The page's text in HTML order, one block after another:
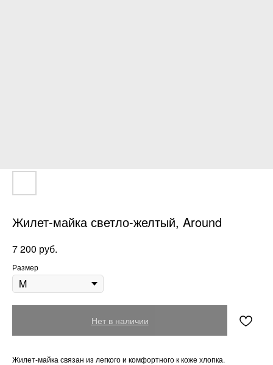
Жилет-майка светло-желтый, Around
7 200 руб.
Размер
Нет в наличии
Жилет-майка связан из легкого и комфортного к коже хлопка.